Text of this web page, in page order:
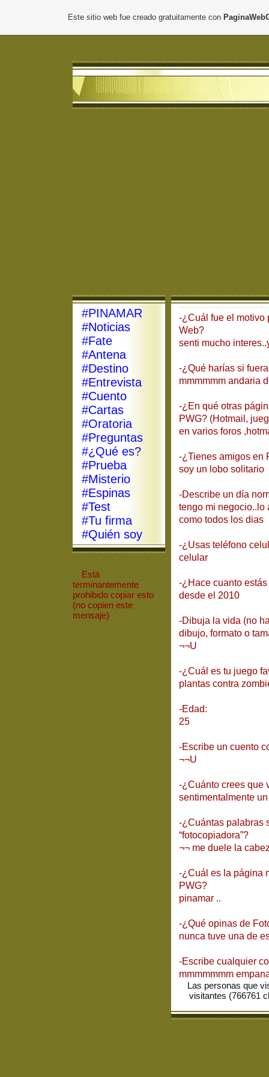
#PINAMAR
#Noticias
#Fate
#Antena
#Destino
#Entrevista
#Cuento
#Cartas
#Oratoria
#Preguntas
#¿Qué es?
#Prueba
#Misterio
#Espinas
#Test
#Tu firma
#Quién soy
Está
terminantemente
prohibido copiar esto
(no copien este
mensaje)
-¿Cuál fue el motivo
Web?
senti mucho
-¿Qué harías si
mmmmmm andaria
-¿En qué otras
PWG? (Hotmail,
en varios foros
-¿Tienes amigos en
soy un lobo solitario
-Describe un día
tengo mi negocio..lo
como todos los dias
-¿Usas teléfono
celular
-¿Hace cuanto
desde el 2010
-Dibuja la vida (no
dibujo, formato o
¬¬U
-¿Cuál es tu juego
plantas contra
-Edad:
25
-Escribe un cuento
¬¬U
-¿Cuánto crees que
sentimentalmente
-¿Cuántas palabras
“fotocopiadora”?
¬¬ me duele la
-¿Cuál es la página
PWG?
pinamar ..
-¿Qué opinas de
nunca tuve una de
-Escribe cualquier
mmmmmmm
Las personas que
visitantes (766761
Este sitio web fue creado gratuitamente con